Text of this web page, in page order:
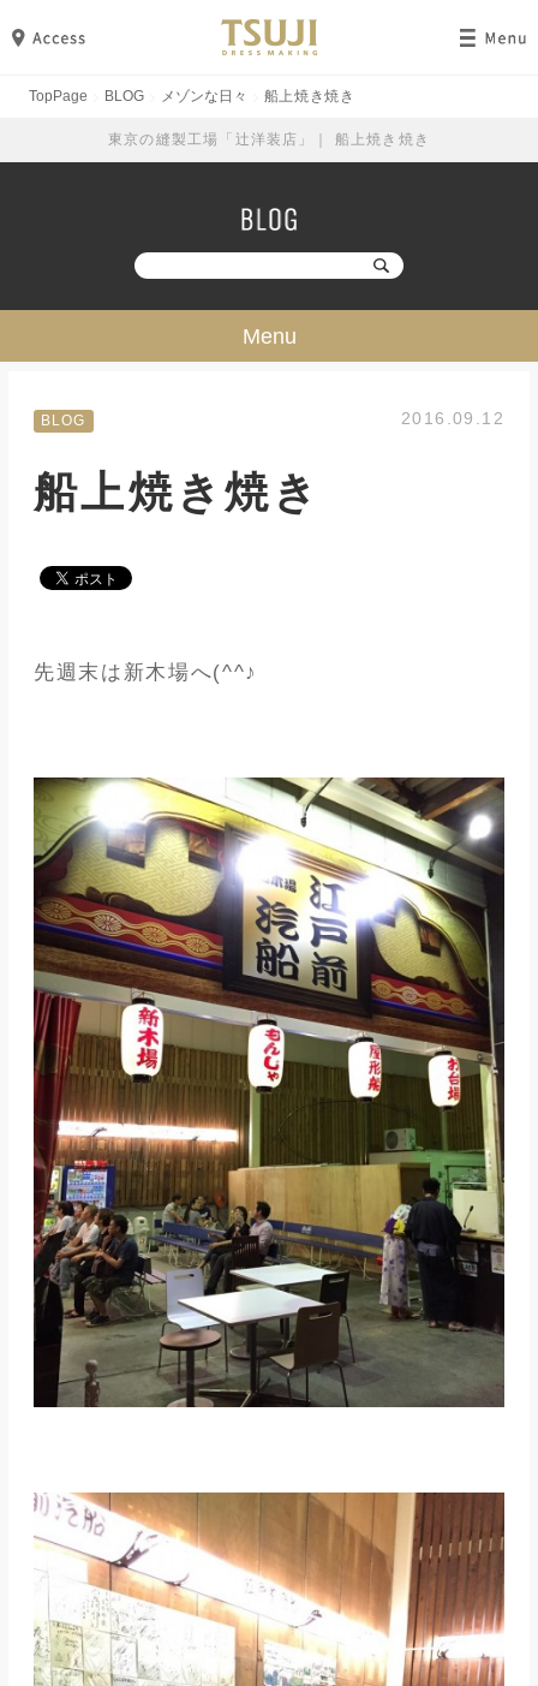
TopPage BLOG メゾンな日々 船上焼き焼き
東京の縫製工場「辻洋装店」｜ 船上焼き焼き
Menu
勉強・成長
メゾンな日々
BLOG 2016.09.12
船上焼き焼き
先週末は新木場へ(^^♪